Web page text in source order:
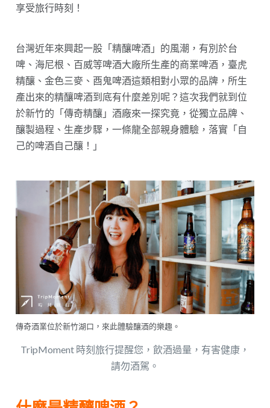
享受旅行時刻！
台灣近年來興起一股「精釀啤酒」的風潮，有別於台
啤、海尼根、百威等啤酒大廠所生產的商業啤酒，臺虎
精釀、金色三麥、酉鬼啤酒這類相對小眾的品牌，所生
產出來的精釀啤酒到底有什麼差別呢？這次我們就到位
於新竹的「傳奇精釀」酒廠來一探究竟，從獨立品牌、
釀製過程、生產步驟，一條龍全部親身體驗，落實「自
己的啤酒自己釀！」
傳奇酒業位於新竹湖口，來此體驗釀酒的樂趣。
TripMoment 時刻旅行提醒您，飲酒過量，有害健康，
請勿酒駕。